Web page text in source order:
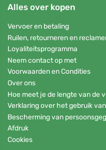
Alles over kopen
Vervoer en betaling
Ruilen, retourneren en
Loyaliteitsprogramma
Neem contact op met
Voorwaarden en Condities
Over ons
Hoe meet je de lengte van de
Verklaring over het gebruik
Bescherming van
Afdruk
Cookies